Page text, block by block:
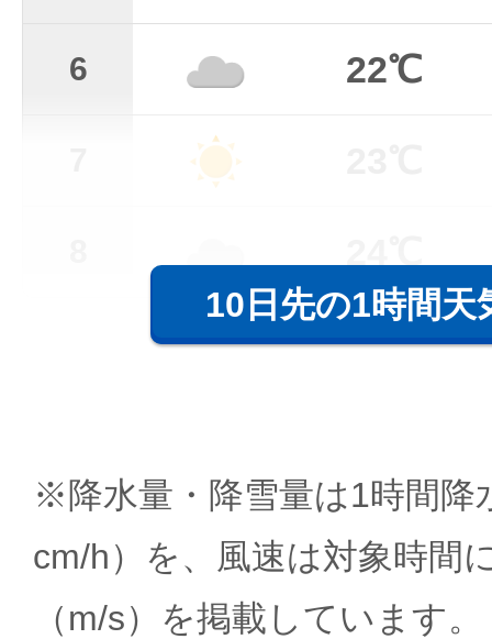
6 22℃
10日先の1時間天
※降水量・降雪量は1時間降
cm/h）を、風速は対象時間
（m/s）を掲載しています。